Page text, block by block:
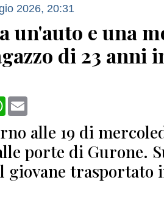
2026, 20:31
un'auto e una
di 23 anni
WhatsApp
alle 19 di
porte di Gurone.
giovane trasportato